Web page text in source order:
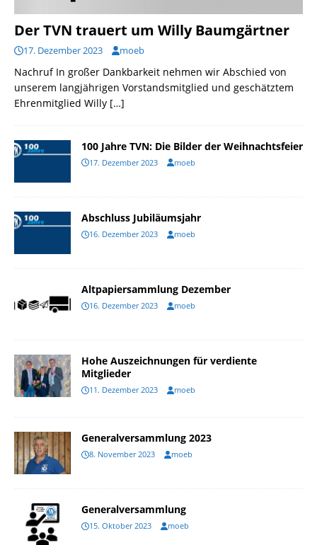
Der TVN trauert um Willy Baumgärtner
17. Dezember 2023 moeb
Nachruf In großer Dankbarkeit nehmen wir Abschied von
unserem langjährigen Vorstandsmitglied und geschätztem
Ehrenmitglied Willy […]
100 Jahre TVN: Die Bilder der Weihnachtsfeier
17. Dezember 2023 moeb
Abschluss Jubiläumsjahr
16. Dezember 2023 moeb
Altpapiersammlung Dezember
16. Dezember 2023 moeb
Hohe Auszeichnungen für verdiente
Mitglieder
11. Dezember 2023 moeb
Generalversammlung 2023
8. November 2023 moeb
Generalversammlung
15. Oktober 2023 moeb